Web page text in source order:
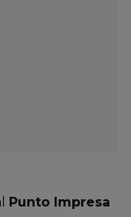
Punto Impresa